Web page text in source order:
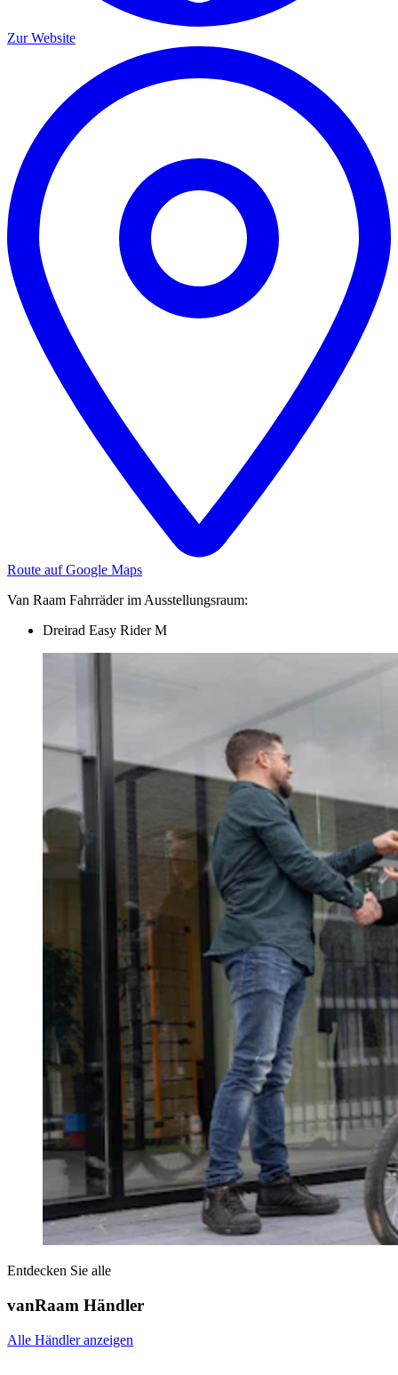
Zur Website
Route auf Google Maps
Van Raam Fahrräder im Ausstellungsraum:
Dreirad Easy Rider M
Entdecken Sie alle
vanRaam Händler
Alle Händler anzeigen